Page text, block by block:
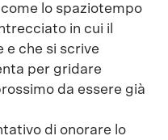
lo spaziotempo
in cui il
e che si scrive
per gridare
da essere già
di onorare lo